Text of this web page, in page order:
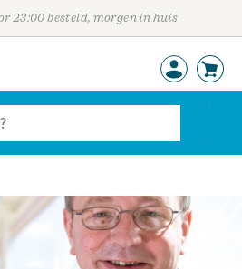
23:00 besteld, morgen in huis